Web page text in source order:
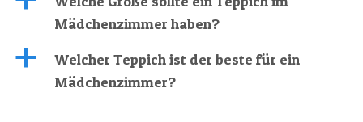
Mädchenzimmer haben?
a
Welcher Teppich ist der beste für ein
Mädchenzimmer?